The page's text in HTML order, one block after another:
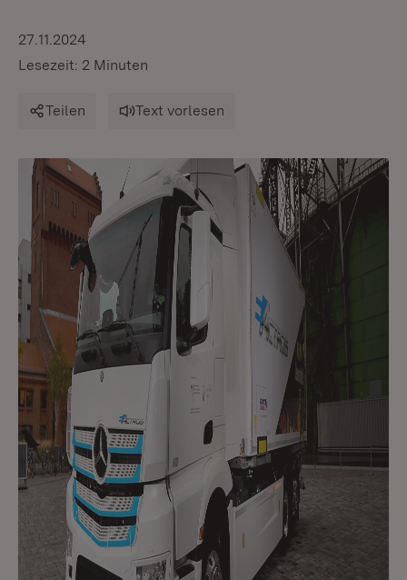
27.11.2024
Lesezeit: 2 Minuten
Teilen Text vorlesen